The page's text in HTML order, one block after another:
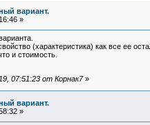
вариант.
»
(характеристика) как все ее
и стоимость.
07:51:23 от Корнак7»
вариант.
»